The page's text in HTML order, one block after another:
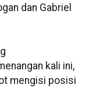
dan Gabriel
kali ini,
mengisi posisi